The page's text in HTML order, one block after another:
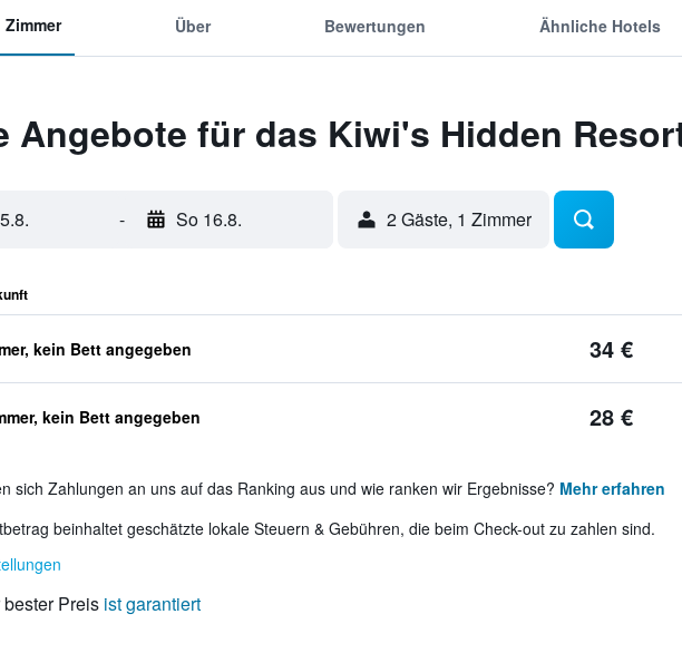
Zimmer Über Bewertungen Ähnliche Hotels
Angebote für das Kiwi's Hidden
- So 16.8. 2 Gäste, 1 Zimmer
kein Bett angegeben 34 €
kein Bett angegeben 28 €
sich Zahlungen an uns auf das Ranking aus und wie ranken wir Ergebnisse? Mehr erfahren
beinhaltet geschätzte lokale Steuern & Gebühren, die beim Check-out zu zahlen sind.
Preis ist garantiert